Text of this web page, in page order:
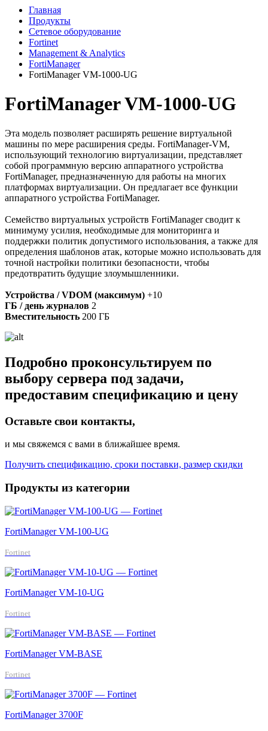
Главная
Продукты
Сетевое оборудование
Fortinet
Management & Analytics
FortiManager
FortiManager VM-1000-UG
FortiManager VM-1000-UG
Эта модель позволяет расширять решение виртуальной
машины по мере расширения среды. FortiManager-VM,
использующий технологию виртуализации, представляет
собой программную версию аппаратного устройства
FortiManager, предназначенную для работы на многих
платформах виртуализации. Он предлагает все функции
аппаратного устройства FortiManager.
Семейство виртуальных устройств FortiManager сводит к
минимуму усилия, необходимые для мониторинга и
поддержки политик допустимого использования, а также для
определения шаблонов атак, которые можно использовать для
точной настройки политики безопасности, чтобы
предотвратить будущие злоумышленники.
Устройства / VDOM (максимум) +10
ГБ / день журналов 2
Вместительность 200 ГБ
Подробно проконсультируем по
выбору сервера под задачи,
предоставим спецификацию и цену
Оставьте свои контакты,
и мы свяжемся с вами в ближайшее время.
Получить спецификацию, сроки поставки, размер скидки
Продукты из категории
FortiManager VM-100-UG
Fortinet
FortiManager VM-10-UG
Fortinet
FortiManager VM-BASE
Fortinet
FortiManager 3700F